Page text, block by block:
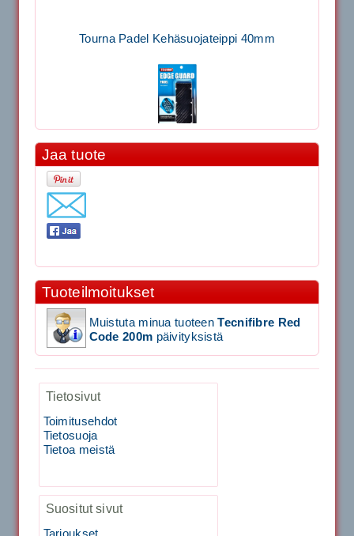
Tourna Padel Kehäsuojateippi 40mm
Signum S-7000 Jännityskone (Pöytämalli)
1,650.00€
Signum S-7000 Jännityskone (Jalustamalli)
40883 Harjasosa hiekkanurmiharjaan
29.00€
Vaihto harjasosa hie...
Jaa tuote
Tuoteilmoitukset
Muistuta minua tuoteenTecnifibre Red
Code 200m päivityksistä
Tietosivut
Toimitusehdot
Tietosuoja
Tietoa meistä
Suositut sivut